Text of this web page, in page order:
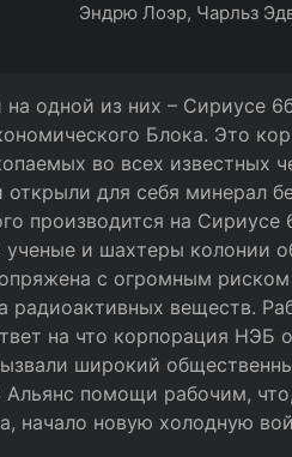
Эндрю Лоэр, Чарльз
одной из них – Сириусе
Блока. Это
во всех известных
для себя минерал
производится на Сириусе
и шахтеры колонии
с огромным
веществ.
на что корпорация НЭБ
широкий
Альянс помощи рабочим,
начало новую холодную